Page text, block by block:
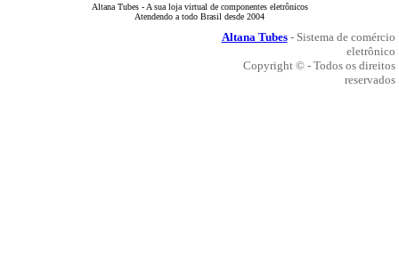
Altana Tubes - A sua loja virtual de componentes eletrônicos
Atendendo a todo Brasil desde 2004
Altana Tubes- Sistema de comércio
eletrônico
Copyright © - Todos os direitos
reservados